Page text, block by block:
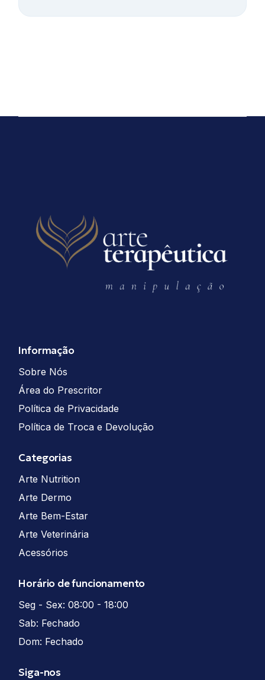
Informação
Sobre Nós
Área do Prescritor
Política de Privacidade
Política de Troca e Devolução
Categorias
Arte Nutrition
Arte Dermo
Arte Bem-Estar
Arte Veterinária
Acessórios
Horário de funcionamento
Seg - Sex: 08:00 - 18:00
Sab: Fechado
Dom: Fechado
Siga-nos